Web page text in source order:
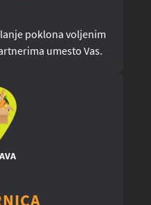
poklona voljenim
umesto Vas.